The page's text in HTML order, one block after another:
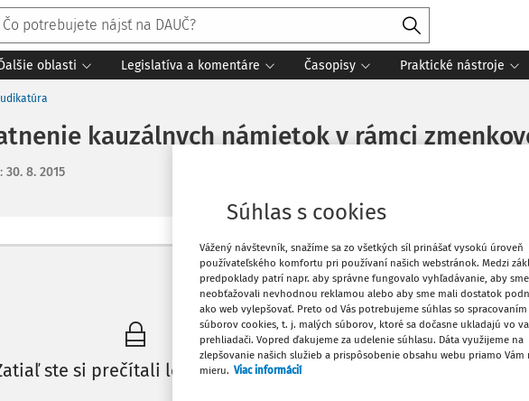
oblasti Legislatíva a komentáre Časopisy Praktické nástroje
kauzálnych námietok v rámci
: 30. 8. 2015
Máte predplatné? Prihláste sa
ste si prečítali len začiatok...
Súhlas s cookies
Vážený návštevník, snažíme sa zo všetkých síl prinášať vysokú úroveň
používateľského komfortu pri používaní našich webstránok. Medzi
predpoklady patrí napr. aby správne fungovalo vyhľadávanie, aby
neobťažovali nevhodnou reklamou alebo aby sme mali dostatok
ako web vylepšovať. Preto od Vás potrebujeme súhlas so spracovaním
súborov cookies, t. j. malých súborov, ktoré sa dočasne ukladajú vo
prehliadači. Vopred ďakujeme za udelenie súhlasu. Dáta využijeme na
zlepšovanie našich služieb a prispôsobenie obsahu webu priamo Vám
mieru. Viac informácií